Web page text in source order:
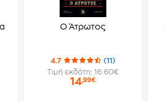
Ο Άτρωτος
4.7
(11)
Τιμή εκδότη: 16.60€
14,99€